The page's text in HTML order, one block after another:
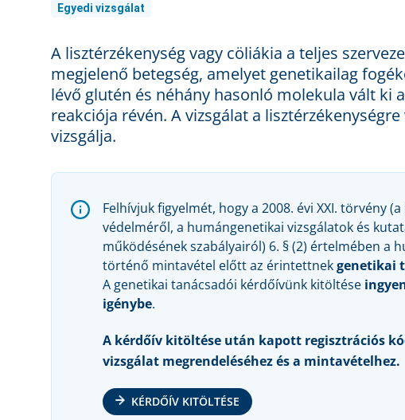
Egyedi vizsgálat
A lisztérzékenység vagy cöliákia a teljes
megjelenő betegség, amelyet genetikailag
lévő glutén és néhány hasonló molekula vált ki
reakciója révén. A vizsgálat a
vizsgálja.
Felhívjuk figyelmét, hogy a 2008. évi XXI. törvény
védelméről, a humángenetikai vizsgálatok és
működésének szabályairól) 6. § (2) értelmében a
történő mintavétel előtt az érintettnekgenetikai
A genetikai tanácsadói kérdőívünk kitöltése
igénybe.
A kérdőív kitöltése után kapott regisztrációs
vizsgálat megrendeléséhez és a mintavételhez.
KÉRDŐÍV KITÖLTÉSE